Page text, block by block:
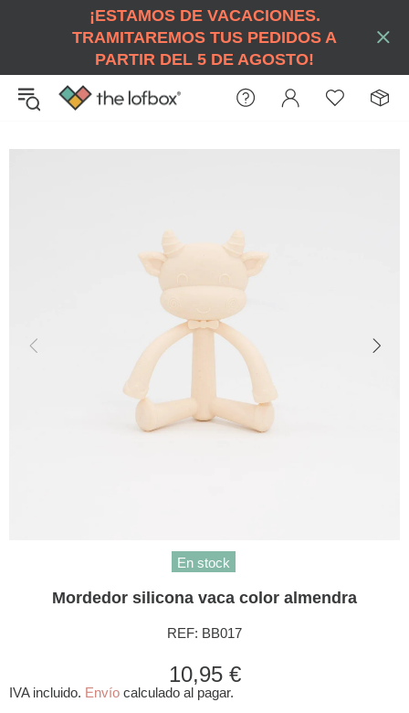
¡ESTAMOS DE VACACIONES.
TRAMITAREMOS TUS PEDIDOS A
PARTIR DEL 5 DE AGOSTO!
En stock
Mordedor silicona vaca color almendra
REF: BB017
10,95 €
IVA incluido. Envío calculado al pagar.